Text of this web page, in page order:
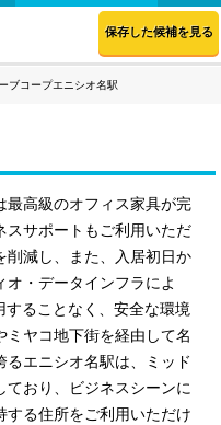
保存した候補を見る
ブコープエニシオ名駅
最高級のオフィス家具が完
スサポートもご利用いただ
削減し、また、入居初日か
・データインフラによ
することなく、安全な環境
ヤコ地下街を経由して名
エニシオ名駅は、ミッド
おり、ビジネスシーンに
する住所をご利用いただけ